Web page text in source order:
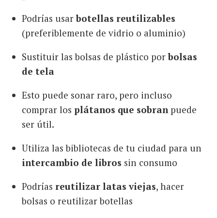
Podrías usarbotellas reutilizables
(preferiblemente de vidrio o aluminio)
Sustituir las bolsas de plástico porbolsas
de tela
Esto puede sonar raro, pero incluso
comprar los plátanos que sobranpuede
ser útil.
Utiliza las bibliotecas de tu ciudad para un
intercambio de libros sin consumo
Podrías reutilizar latas viejas, hacer
bolsas o reutilizar botellas